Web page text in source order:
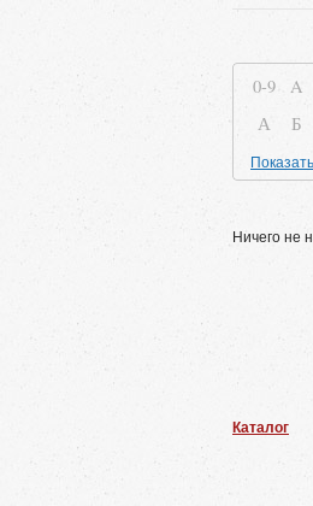
0-9 A
А
Б
Ничего не
Каталог